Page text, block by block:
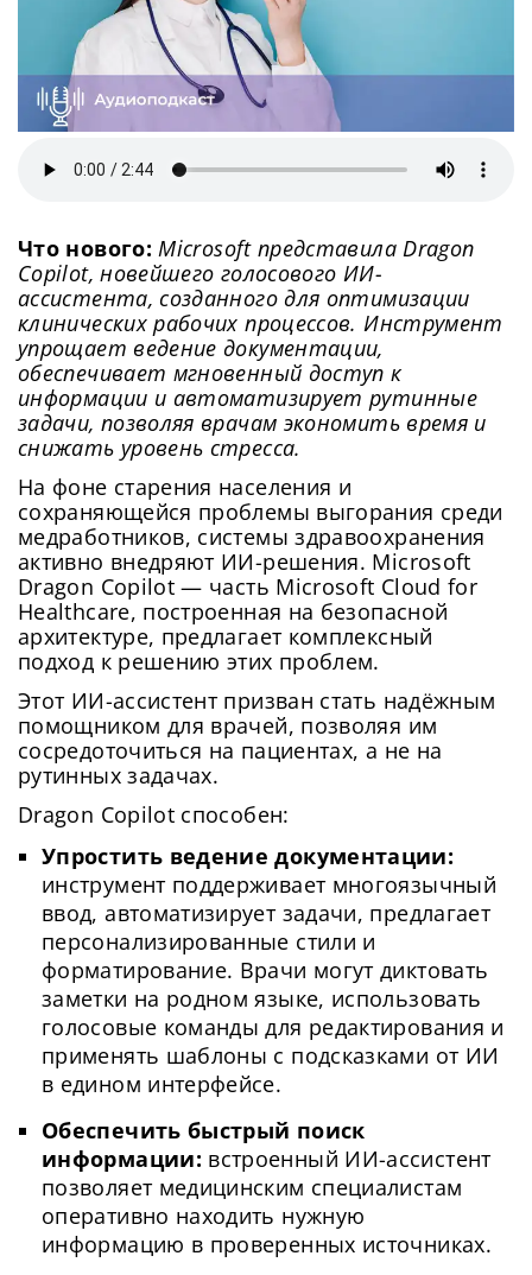
Что нового: Microsoft представила Dragon
Copilot, новейшего голосового ИИ-
ассистента, созданного для оптимизации
клинических рабочих процессов. Инструмент
упрощает ведение документации,
обеспечивает мгновенный доступ к
информации и автоматизирует рутинные
задачи, позволяя врачам экономить время и
снижать уровень стресса.
На фоне старения населения и
сохраняющейся проблемы выгорания среди
медработников, системы здравоохранения
активно внедряют ИИ-решения. Microsoft
Dragon Copilot — часть Microsoft Cloud for
Healthcare, построенная на безопасной
архитектуре, предлагает комплексный
подход к решению этих проблем.
Этот ИИ-ассистент призван стать надёжным
помощником для врачей, позволяя им
сосредоточиться на пациентах, а не на
рутинных задачах.
Dragon Copilot способен:
Упростить ведение документации:
инструмент поддерживает многоязычный
ввод, автоматизирует задачи, предлагает
персонализированные стили и
форматирование. Врачи могут диктовать
заметки на родном языке, использовать
голосовые команды для редактирования и
применять шаблоны с подсказками от ИИ
в едином интерфейсе.
Обеспечить быстрый поиск
информации: встроенный ИИ-ассистент
позволяет медицинским специалистам
оперативно находить нужную
информацию в проверенных источниках.